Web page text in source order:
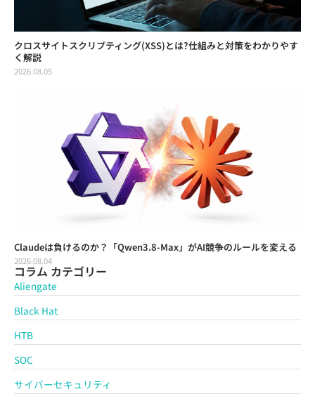
クロスサイトスクリプティング(XSS)とは?仕組みと対策をわかりやす
く解説
2026.08.05
Claudeは負けるのか？「Qwen3.8-Max」がAI競争のルールを変える
2026.08.04
コラム カテゴリー
Aliengate
Black Hat
HTB
SOC
サイバーセキュリティ